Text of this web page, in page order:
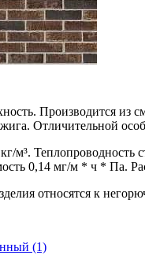
Производится из
Отличительной
м³.
0,14 мг/м * ч * Па.
относятся к
(1)